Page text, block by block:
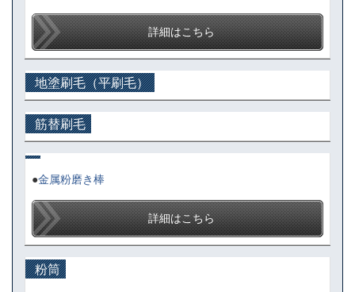
詳細はこちら
地塗刷毛（平刷毛）
筋替刷毛
●金属粉磨き棒
詳細はこちら
粉筒